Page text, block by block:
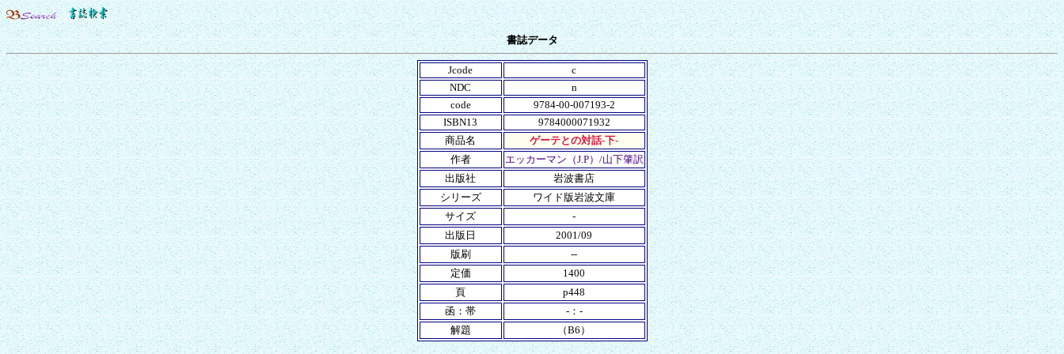
書誌データ
Jcode
c
NDC
n
code
9784-00-007193-2
ISBN13
9784000071932
商品名
ゲーテとの対話-下-
作者
エッカーマン（J.P）/山下肇訳
出版社
岩波書店
シリーズ
ワイド版岩波文庫
サイズ
-
出版日
2001/09
版刷
--
定価
1400
頁
p448
函：帯
-：-
解題
（B6）